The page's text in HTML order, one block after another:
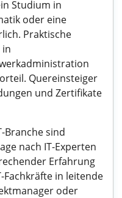
Studium in
oder eine
Praktische
in
Quereinsteiger
und Zertifikate
Branche sind
nach IT-Experten
Erfahrung
in leitende
oder